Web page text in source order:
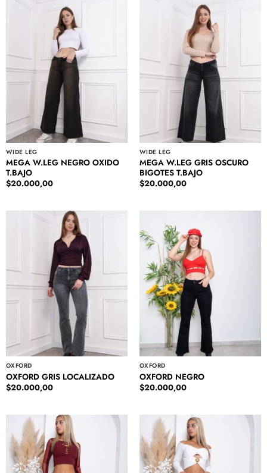
WIDE LEG
MEGA W.LEG NEGRO OXIDO
T.BAJO
$20.000,00
WIDE LEG
MEGA W.LEG GRIS OSCURO
BIGOTES T.BAJO
$20.000,00
OXFORD
OXFORD GRIS LOCALIZADO
$20.000,00
OXFORD
OXFORD NEGRO
$20.000,00